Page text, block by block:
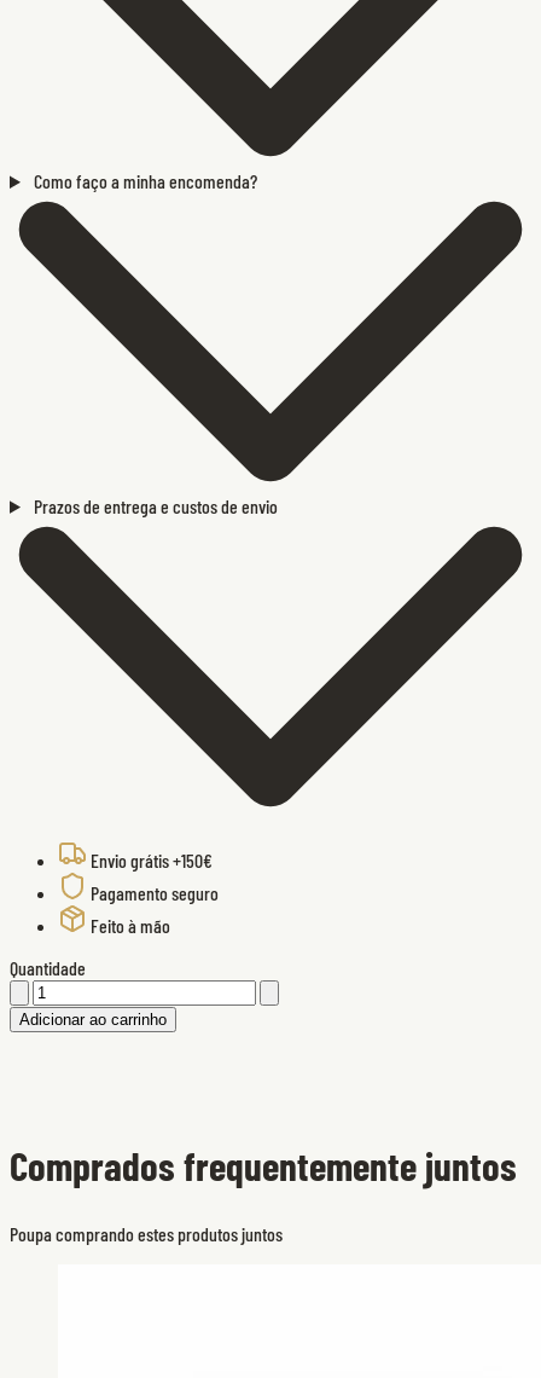
Como faço a minha encomenda?
Prazos de entrega e custos de envio
Envio grátis +150€
Pagamento seguro
Feito à mão
Quantidade
Adicionar ao carrinho
Comprados frequentemente juntos
Poupa comprando estes produtos juntos